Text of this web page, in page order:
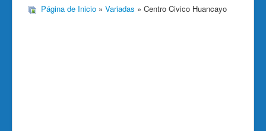
Página de Inicio » Variadas » Centro Civico Huancayo